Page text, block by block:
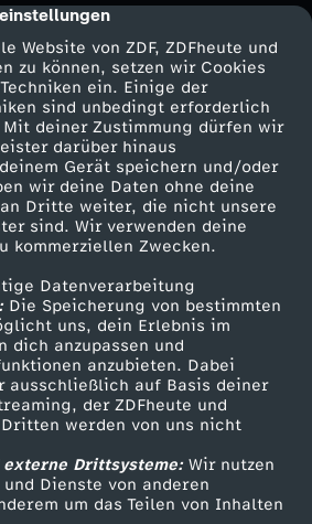
Website von ZDF, ZDFheute und
zu können, setzen wir Cookies
ein. Einige der
sind unbedingt erforderlich
deiner Zustimmung dürfen wir
darüber hinaus
Gerät speichern und/oder
wir deine Daten ohne deine
Dritte weiter, die nicht unsere
sind. Wir verwenden deine
kommerziellen Zwecken.
Datenverarbeitung
Die Speicherung von bestimmten
uns, dein Erlebnis im
dich anzupassen und
anzubieten. Dabei
ausschließlich auf Basis deiner
der ZDFheute und
werden von uns nicht
externe Drittsysteme:Wir nutzen
Dienste von anderen
um das Teilen von Inhalten
Service
ZDFmitreden
Kontakt zum ZDF
Tickets
Zuschauerservice
Hilfe